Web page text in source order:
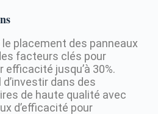
le placement des panneaux
facteurs clés pour
efficacité jusqu’à 30%.
dans des
de haute qualité avec
d’efficacité pour